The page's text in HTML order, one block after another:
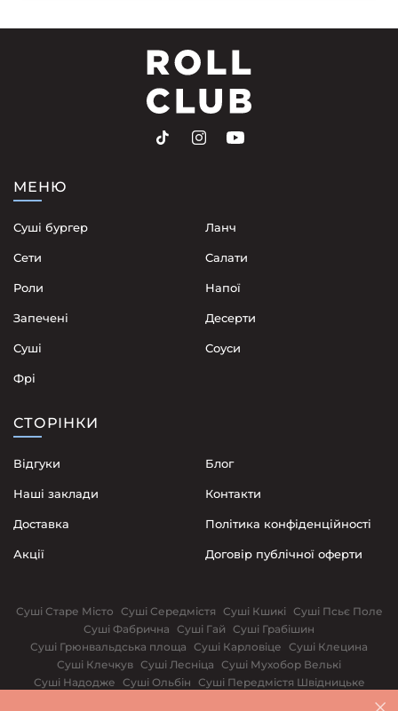
МЕНЮ
Суші бургер
Сети
Роли
Запечені
Суші
Фрі
Ланч
Cалати
Напої
Десерти
Соуси
СТОРІНКИ
Відгуки
Наші заклади
Доставка
Акції
Блог
Контакти
Політика конфіденційності
Договір публічної оферти
Суші Старе Місто Суші Середмістя Суші Кшикі Суші Псьє Поле
Суші Фабрична Суші Гай Суші Грабішин
Суші Грюнвальдська площа Суші Карловіце Суші Клецина
Суші Клечкув Суші Лесніца Суші Мухобор Велькі
Суші Надодже Суші Ольбін Суші Передмістя Швідницьке